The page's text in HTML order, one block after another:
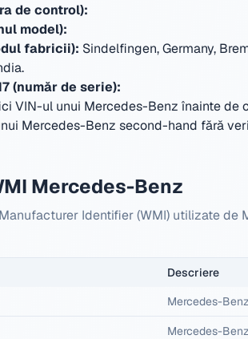
de control):
model):
fabricii): Sindelfingen, Germany,
.
(număr de serie):
VIN-ul unui Mercedes-Benz înainte de
Mercedes-Benz second-hand fără
Mercedes-Benz
Identifier (WMI) utilizate
Descriere
Mercedes-Benz
Mercedes-Benz